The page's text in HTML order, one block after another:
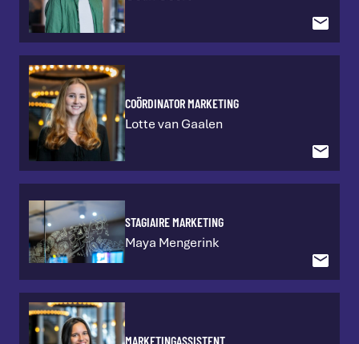
COÖRDINATOR MARKETING
Lotte van Gaalen
STAGIAIRE MARKETING
Maya Mengerink
MARKETINGASSISTENT